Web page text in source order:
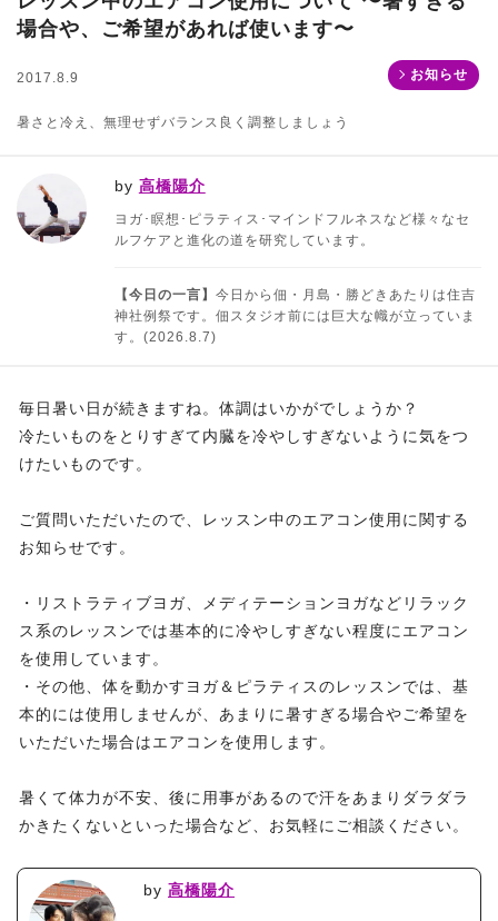
場合や、ご希望があれば使います〜
2017.8.9 お知らせ
暑さと冷え、無理せずバランス良く調整しましょう
by 高橋陽介
ヨガ･瞑想･ピラティス･マインドフルネスなど様々なセ
ルフケアと進化の道を研究しています。
【今日の一言】 今日から佃・月島・勝どきあたりは住吉
神社例祭です。佃スタジオ前には巨大な幟が立っていま
す。(2026.8.7)
毎日暑い日が続きますね。体調はいかがでしょうか？
冷たいものをとりすぎて内臓を冷やしすぎないように気をつ
けたいものです。
ご質問いただいたので、レッスン中のエアコン使用に関する
お知らせです。
・リストラティブヨガ、メディテーションヨガなどリラック
ス系のレッスンでは基本的に冷やしすぎない程度にエアコン
を使用しています。
・その他、体を動かすヨガ＆ピラティスのレッスンでは、基
本的には使用しませんが、あまりに暑すぎる場合やご希望を
いただいた場合はエアコンを使用します。
暑くて体力が不安、後に用事があるので汗をあまりダラダラ
かきたくないといった場合など、お気軽にご相談ください。
by 高橋陽介